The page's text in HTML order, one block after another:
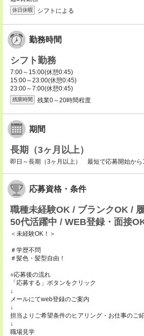
休日休暇 シフトによる
勤務時間
シフト勤務
7:00～15:00(休憩0:45)
15:00～23:00(休憩0:45)
23:00～7:00(休憩0:45)
残業時間 残業0～20時間程度
期間
長期（3ヶ月以上）
即日～長期（3ヶ月以上） 最短で応募開始から
応募資格・条件
職種未経験OK / ブランクOK /
50代活躍中 / WEB登録・面接
＜未経験OK！＞
＃学歴不問
＃髪色・髪型自由！
○応募後の流れ
「応募する」ボタンをクリック
↓
メールにてweb登録のご案内
↓
担当よりご希望条件のヒアリング・お仕事のご
↓
職場見学